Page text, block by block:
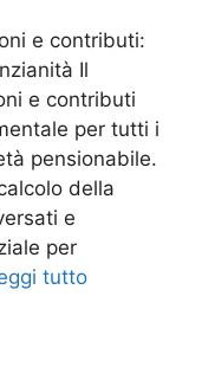
e contributi:
Il
e contributi
per tutti i
pensionabile.
della
e
per
tutto